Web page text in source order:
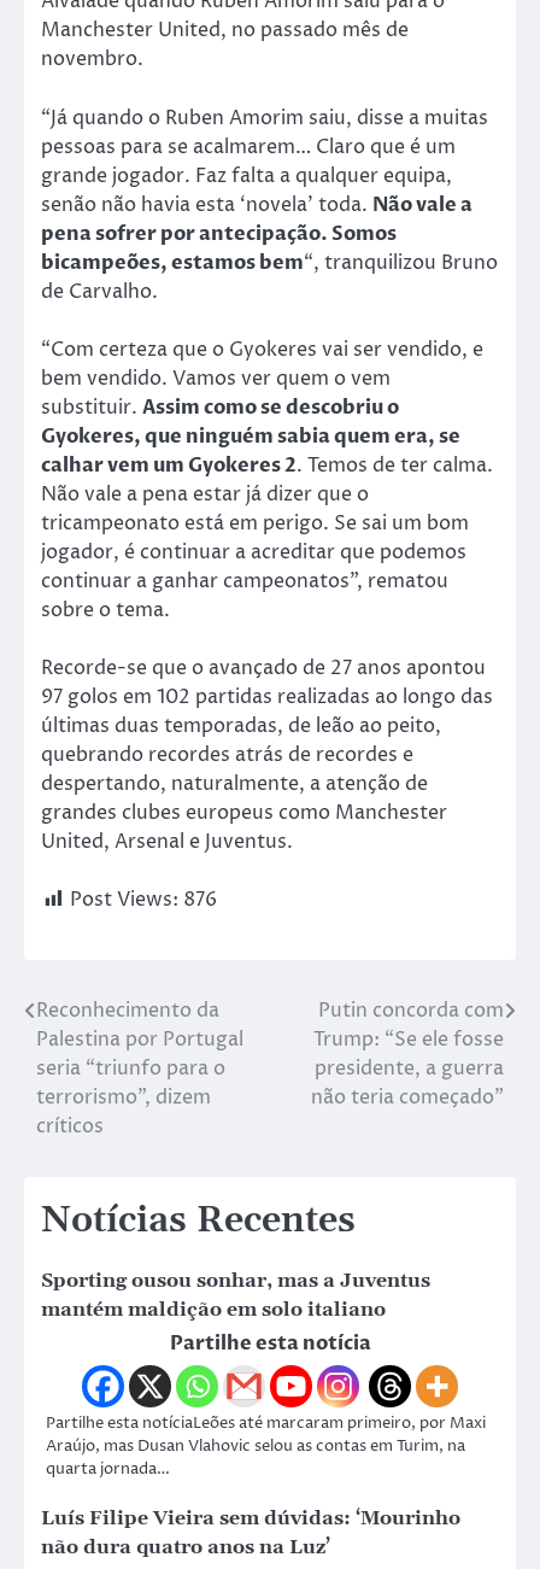
Manchester United, no passado mês de
novembro.
“Já quando o Ruben Amorim saiu, disse a muitas
pessoas para se acalmarem… Claro que é um
grande jogador. Faz falta a qualquer equipa,
senão não havia esta ‘novela’ toda. Não vale a
pena sofrer por antecipação. Somos
bicampeões, estamos bem“, tranquilizou Bruno
de Carvalho.
“Com certeza que o Gyokeres vai ser vendido, e
bem vendido. Vamos ver quem o vem
substituir. Assim como se descobriu o
Gyokeres, que ninguém sabia quem era, se
calhar vem um Gyokeres 2. Temos de ter calma.
Não vale a pena estar já dizer que o
tricampeonato está em perigo. Se sai um bom
jogador, é continuar a acreditar que podemos
continuar a ganhar campeonatos”, rematou
sobre o tema.
Recorde-se que o avançado de 27 anos apontou
97 golos em 102 partidas realizadas ao longo das
últimas duas temporadas, de leão ao peito,
quebrando recordes atrás de recordes e
despertando, naturalmente, a atenção de
grandes clubes europeus como Manchester
United, Arsenal e Juventus.
Post Views: 876
Reconhecimento da
Palestina por Portugal
seria “triunfo para o
terrorismo”, dizem
críticos
Putin concorda com
Trump: “Se ele fosse
presidente, a guerra
não teria começado”
Notícias Recentes
Sporting ousou sonhar, mas a Juventus
mantém maldição em solo italiano
Partilhe esta notícia
Partilhe esta notíciaLeões até marcaram primeiro, por Maxi
Araújo, mas Dusan Vlahovic selou as contas em Turim, na
quarta jornada…
Luís Filipe Vieira sem dúvidas: ‘Mourinho
não dura quatro anos na Luz’